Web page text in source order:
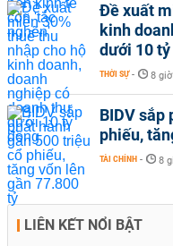
Đề xuất
kinh
dưới 10
THỜI SỰ - 8
BIDV sắp
phiếu,
TÀI CHÍNH - 8
LIÊN KẾT NỔI BẬT